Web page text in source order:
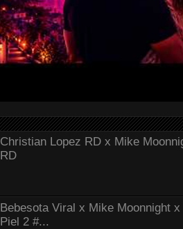
Christian Lopez RD x Mike
RD
Bebesota Viral x Mike Moonnight
Piel 2 #...